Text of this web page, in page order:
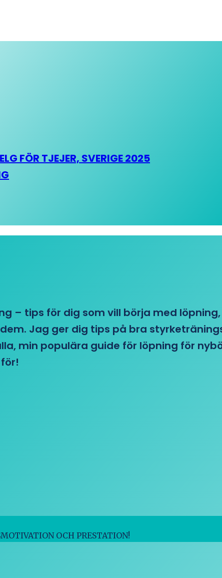
FÖR TJEJER, SVERIGE 2025
– tips för dig som vill börja med
Jag ger dig tips på bra
min populära guide för löpning för
OCH PRESTATION!